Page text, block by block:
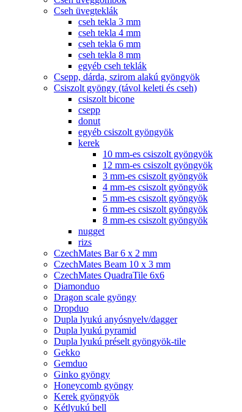
Cseh üvegteklák
cseh tekla 3 mm
cseh tekla 4 mm
cseh tekla 6 mm
cseh tekla 8 mm
egyéb cseh teklák
Csepp, dárda, szirom alakú gyöngyök
Csiszolt gyöngy (távol keleti és cseh)
csiszolt bicone
csepp
donut
egyéb csiszolt gyöngyök
kerek
10 mm-es csiszolt gyöngyök
12 mm-es csiszolt gyöngyök
3 mm-es csiszolt gyöngyök
4 mm-es csiszolt gyöngyök
5 mm-es csiszolt gyöngyök
6 mm-es csiszolt gyöngyök
8 mm-es csiszolt gyöngyök
nugget
rizs
CzechMates Bar 6 x 2 mm
CzechMates Beam 10 x 3 mm
CzechMates QuadraTile 6x6
Diamonduo
Dragon scale gyöngy
Dropduo
Dupla lyukú anyósnyelv/dagger
Dupla lyukú pyramid
Dupla lyukú préselt gyöngyök-tile
Gekko
Gemduo
Ginko gyöngy
Honeycomb gyöngy
Kerek gyöngyök
Kétlyukú bell